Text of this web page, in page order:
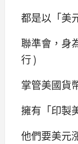
都是以「美
聯準會，身
行 )
掌管美國貨
擁有「印製
他們要美元